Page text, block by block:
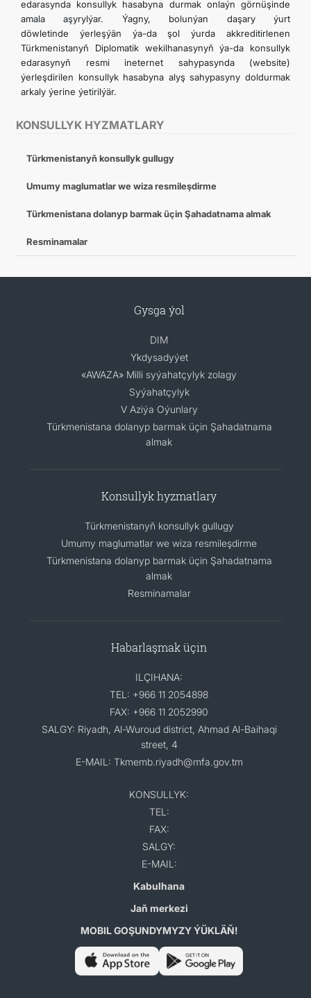
KONSULLYK HYZMATLARY
Türkmenistanyň konsullyk gullugy
Umumy maglumatlar we wiza resmileşdirme
Türkmenistana dolanyp barmak üçin Şahadatnama almak
Resminamalar
edarasynda konsullyk hasabyna durmak onlaýn görnüşinde
amala aşyrylýar. Ýagny, bolunýan daşary ýurt
döwletinde ýerleşýän ýa-da şol ýurda akkreditirlenen
Türkmenistanyň Diplomatik wekilhanasynyň ýa-da konsullyk
edarasynyň resmi ineternet sahypasynda (website)
ýerleşdirilen konsullyk hasabyna alyş sahypasyny doldurmak
arkaly ýerine ýetirilýär.
Gysga ýol
DIM
Ykdysadyýet
«AWAZA» Milli syýahatçylyk zolagy
Syýahatçylyk
V Aziýa Oýunlary
Türkmenistana dolanyp barmak üçin Şahadatnama
almak
Konsullyk hyzmatlary
Türkmenistanyň konsullyk gullugy
Umumy maglumatlar we wiza resmileşdirme
Türkmenistana dolanyp barmak üçin Şahadatnama
almak
Resminamalar
Habarlaşmak üçin
ILÇIHANA:
TEL: +966 11 2054898
FAX: +966 11 2052990
SALGY: Riyadh, Al-Wuroud district, Ahmad Al-Baihaqi
street, 4
E-MAIL: Tkmemb.riyadh@mfa.gov.tm
KONSULLYK:
TEL:
FAX:
SALGY:
E-MAIL:
Kabulhana
Jaň merkezi
MOBIL GOŞUNDYMYZY ÝÜKLÄŇ!